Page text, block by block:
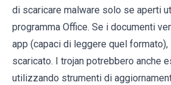
di scaricare malware solo se aperti
programma Office. Se i documenti
app (capaci di leggere quel formato),
scaricato. I trojan potrebbero anche
utilizzando strumenti di